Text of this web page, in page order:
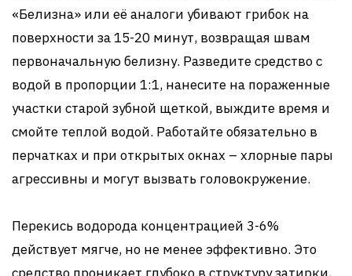
«Белизна» или её аналоги убивают грибок на
поверхности за 15-20 минут, возвращая швам
первоначальную белизну. Разведите средство с
водой в пропорции 1:1, нанесите на пораженные
участки старой зубной щеткой, выждите время и
смойте теплой водой. Работайте обязательно в
перчатках и при открытых окнах – хлорные пары
агрессивны и могут вызвать головокружение.
Перекись водорода концентрацией 3-6%
действует мягче, но не менее эффективно. Это